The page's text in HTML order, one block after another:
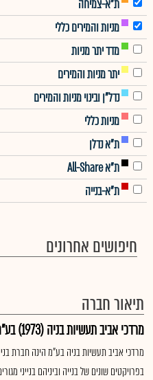
ת"א-צמיחה
מניות והמירים כללי
מדד יתר מניות
יתר מניות והמירים
נדל"ן ובינוי מניות והמירים
מניות כללי
ת"א נדלן
ת"א All-Share
ת"א-בנייה
חיפושים אחרונים
תיאור חברה
מרדכי אביב תעשיות בניה (1973) בע"מ
מרדכי אביב תעשיות בניה בע"מ הינה חברת
בפרויקטים שונים של בנייה וביניהם בנייני